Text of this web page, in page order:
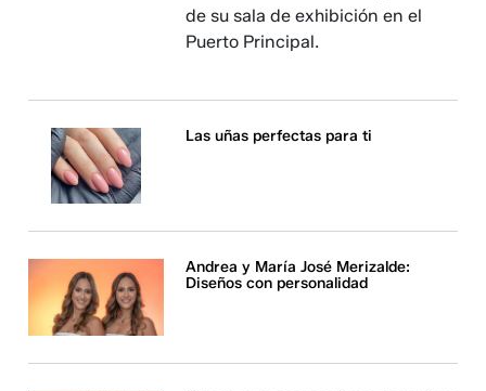
de su sala de exhibición en el
Puerto Principal.
Las uñas perfectas para ti
Andrea y María José Merizalde:
Diseños con personalidad